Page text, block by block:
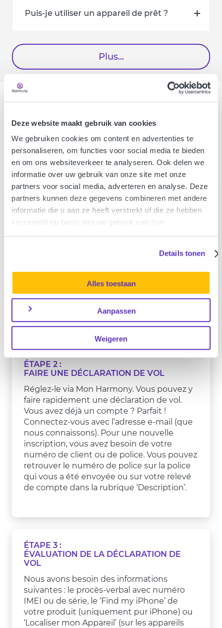
Deze website maakt gebruik van cookies
We gebruiken cookies om content en advertenties te
personaliseren, om functies voor social media te bieden
en om ons websiteverkeer te analyseren. Ook delen we
informatie over uw gebruik van onze site met onze
partners voor social media, adverteren en analyse. Deze
partners kunnen deze gegevens combineren met andere
informatie die u aan ze heeft verstrekt of die ze hebben
verzameld op basis van uw gebruik van hun
Details tonen
Alles toestaan
Aanpassen
Weigeren
Puis-je utiliser un appareil de prêt ?
Plus...
UN VOLQUE FAIRE ? C'EST
AUSSI SIMPLE QUE ÇA :
ÉTAPE 1 :
DÉCLARATION À LA POLICE
Faites une déclaration dans les 24
ainsi que le ‘Find my iPhone’ (uniquement
Appareil (sur les appareils Android) de votre
produit. Pensez donc à reprendre ces
données sur la déclaration.
ÉTAPE 2 :
FAIRE UNE DÉCLARATION DE VOL
Réglez-le via Mon Harmony. Vous pouvez y
faire rapidement une déclaration de vol.
Vous avez déjà un compte ? Parfait !
Connectez-vous avec l’adresse e-mail (que
nous connaissons). Pour une nouvelle
inscription, vous avez besoin de votre
numéro de client ou de police. Vous pouvez
retrouver le numéro de police sur la police
qui vous a été envoyée ou sur votre relevé
de compte dans la rubrique ‘Description’.
ÉTAPE 3 :
ÉVALUATION DE LA DÉCLARATION DE
VOL
Nous avons besoin des informations
suivantes : le procès-verbal avec numéro
IMEI ou de série, le ‘Find my iPhone’ de
votre produit (uniquement pur iPhone) ou
‘Localiser mon Appareil’ (sur les appareils